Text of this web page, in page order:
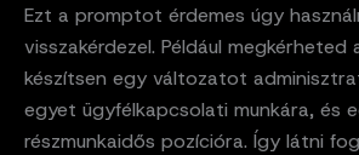
Ezt a promptot érdemes úgy
visszakérdezel. Például
készítsen egy változatot
egyet ügyfélkapcsolati munkára, és
részmunkaidős pozícióra. Így látni